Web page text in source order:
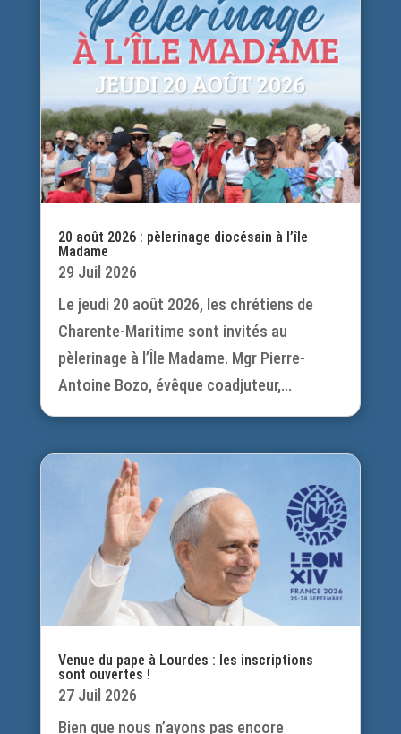
20 août 2026 : pèlerinage diocésain à l’île
Madame
29 Juil 2026
Le jeudi 20 août 2026, les chrétiens de
Charente-Maritime sont invités au
pèlerinage à l’Île Madame. Mgr Pierre-
Antoine Bozo, évêque coadjuteur,...
Venue du pape à Lourdes : les inscriptions
sont ouvertes !
27 Juil 2026
Bien que nous n’ayons pas encore